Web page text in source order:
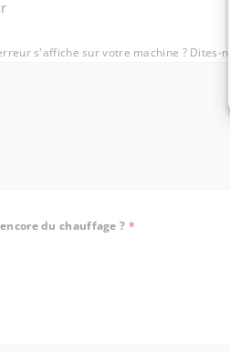
s'affiche sur votre machine ? Dites-
du chauffage ? *